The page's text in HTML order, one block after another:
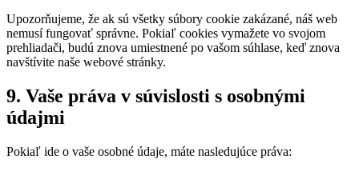
Upozorňujeme, že ak sú všetky súbory cookie zakázané, náš web
nemusí fungovať správne. Pokiaľ cookies vymažete vo svojom
prehliadači, budú znova umiestnené po vašom súhlase, keď znova
navštívite naše webové stránky.
9. Vaše práva v súvislosti s osobnými
údajmi
Pokiaľ ide o vaše osobné údaje, máte nasledujúce práva: